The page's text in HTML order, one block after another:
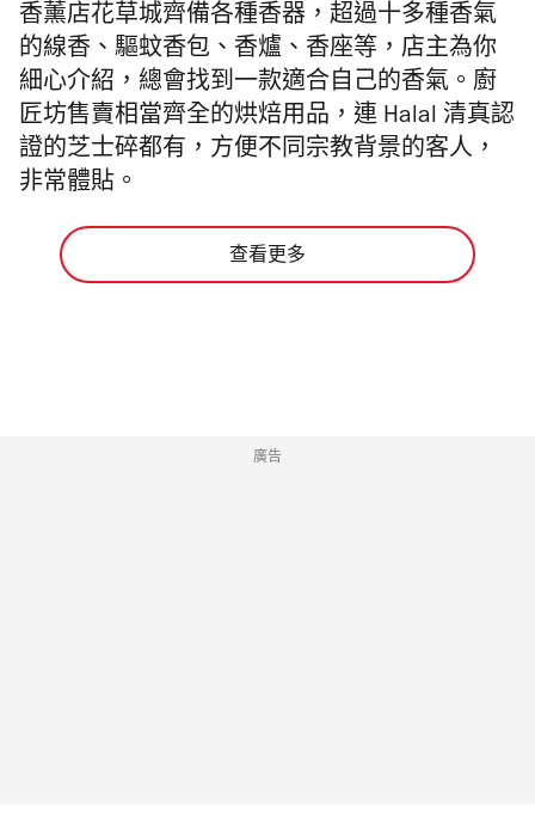
香薰店花草城齊備各種香器，超過十多種香氣
的線香、驅蚊香包、香爐、香座等，店主為你
細心介紹，總會找到一款適合自己的香氣。廚
匠坊售賣相當齊全的烘焙用品，連 Halal 清真認
證的芝士碎都有，方便不同宗教背景的客人，
非常體貼。
查看更多
廣告